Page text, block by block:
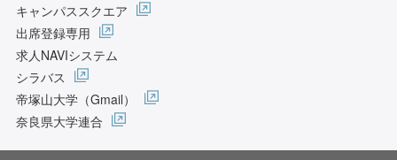
キャンパススクエア
出席登録専用
求人NAVIシステム
シラバス
帝塚山大学（Gmail）
奈良県大学連合